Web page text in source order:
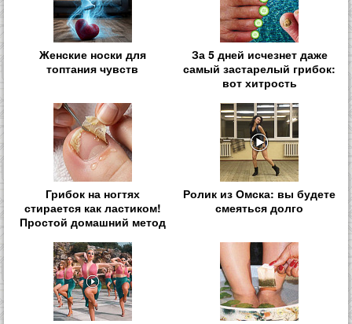
Женские носки для
топтания чувств
За 5 дней исчезнет даже
самый застарелый грибок:
вот хитрость
Грибок на ногтях
стирается как ластиком!
Простой домашний метод
Ролик из Омска: вы будете
смеяться долго